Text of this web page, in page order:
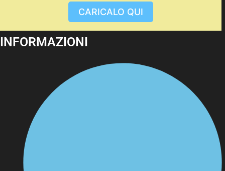
CARICALO QUI
INFORMAZIONI